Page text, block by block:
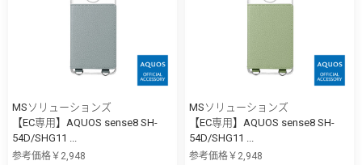
MSソリューションズ
【EC専用】AQUOS sense8 SH-
54D/SHG11 ...
参考価格￥2,948
MSソリューションズ
【EC専用】AQUOS sense8 SH-
54D/SHG11 ...
参考価格￥2,948